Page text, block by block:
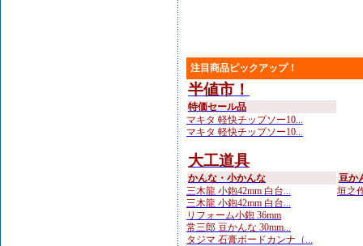
注目商品ピックアップ！
半値市！
特価セール品
マキタ 軽快チップソー10...
マキタ 軽快チップソー10...
大工道具
かんな・小かんな
三木龍 小鉋42mm 白台...
三木龍 小鉋42mm 白台...
リフォーム小鉋 36mm
常三郎 豆かんな 30mm...
タジマ 石膏ボードカンナ（...
豆か
垣之